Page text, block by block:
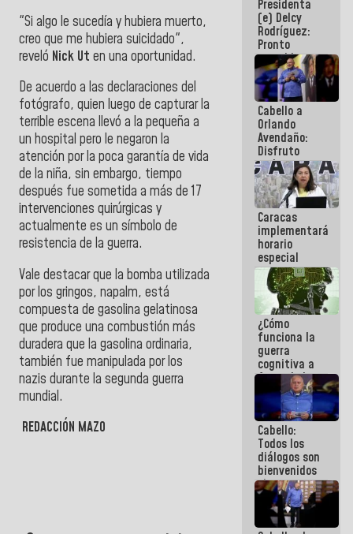
"Si algo le sucedía y hubiera muerto,
creo que me hubiera suicidado",
reveló Nick Ut en una oportunidad.
De acuerdo a las declaraciones del
fotógrafo, quien luego de capturar la
terrible escena llevó a la pequeña a
un hospital pero le negaron la
atención por la poca garantía de vida
de la niña, sin embargo, tiempo
después fue sometida a más de 17
intervenciones quirúrgicas y
actualmente es un símbolo de
resistencia de la guerra.
Vale destacar que la bomba utilizada
por los gringos, napalm, está
compuesta de gasolina gelatinosa
que produce una combustión más
duradera que la gasolina ordinaria,
también fue manipulada por los
nazis durante la segunda guerra
mundial.
REDACCIÓN MAZO
Presidenta
(e) Delcy
Rodríguez:
Pronto
restableceremos
las
operaciones
en el
Aeropuerto
Internacional
de
Maiquetía
Cabello a
Orlando
Avendaño:
Disfruto
cada vez
que escribes
porque lo
que haces
es
embarrarla
Caracas
implementará
horario
especial
para
adaptarse
al plan de
ahorro
energético
¿Cómo
funciona la
guerra
cognitiva a
favor de la
narrativa
hegemónica?
(1)
Cabello:
Todos los
diálogos son
bienvenidos
siempre que
estén en el
marco de la
Constitución